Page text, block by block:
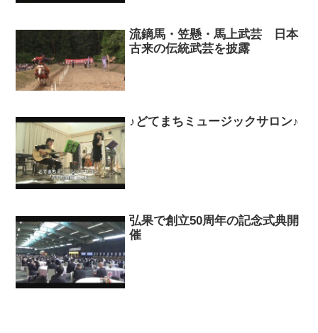
流鏑馬・笠懸・馬上武芸 日本
古来の伝統武芸を披露
♪どてまちミュージックサロン♪
弘果で創立50周年の記念式典開
催